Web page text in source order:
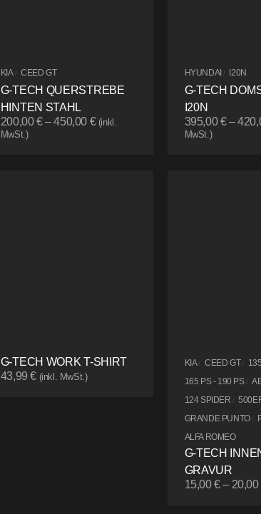
KIA / CEED GT
G-TECH QUERSTREBE
HINTEN STAHL
200,00€–450,00 € (inkl.
MwSt.)
HYUNDAI / I20N
G-TECH
I20N
395,00€–
MwSt.)
G-TECH WORK T-SHIRT
43,99€ (inkl. MwSt.)
KIA/ CEED GT/
165 PS - 190 PS /
124 SPIDER /
GRANDE PUNTO /
ALFA ROMEO
G-TECH
GRAVUR
15,00€– 20,00